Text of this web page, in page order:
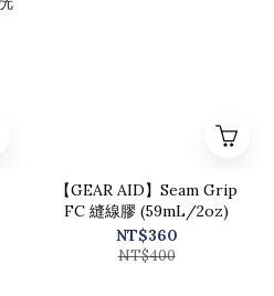
【GEAR AID】Seam Grip
FC 縫線膠 (59mL/2oz)
NT$360
NT$400